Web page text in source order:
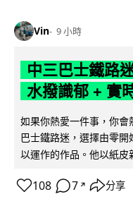
Vin 9 小時
中三巴士鐵路
水撥識郁 + 實
如果你熱愛一件事，你
巴士鐵路迷，選擇由零
以運作的作品。他以紙皮
108 7 ↗ 分享